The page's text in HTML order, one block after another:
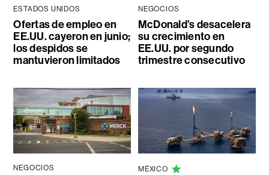
ESTADOS UNIDOS
Ofertas de empleo en
EE.UU. cayeron en junio;
los despidos se
mantuvieron limitados
NEGOCIOS
McDonald’s desacelera
su crecimiento en
EE.UU. por segundo
trimestre consecutivo
NEGOCIOS MÉXICO